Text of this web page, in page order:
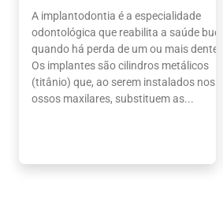
A implantodontia é a especialidade
odontológica que reabilita a saúde bucal
quando há perda de um ou mais dentes.
Os implantes são cilindros metálicos
(titânio) que, ao serem instalados nos
ossos maxilares, substituem as...